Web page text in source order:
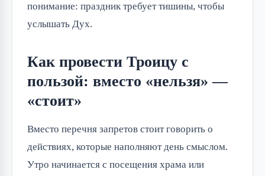
понимание: праздник требует тишины, чтобы
услышать Дух.
Как провести Троицу с
пользой: вместо «нельзя» —
«стоит»
Вместо перечня запретов стоит говорить о
действиях, которые наполняют день смыслом.
Утро начинается с посещения храма или